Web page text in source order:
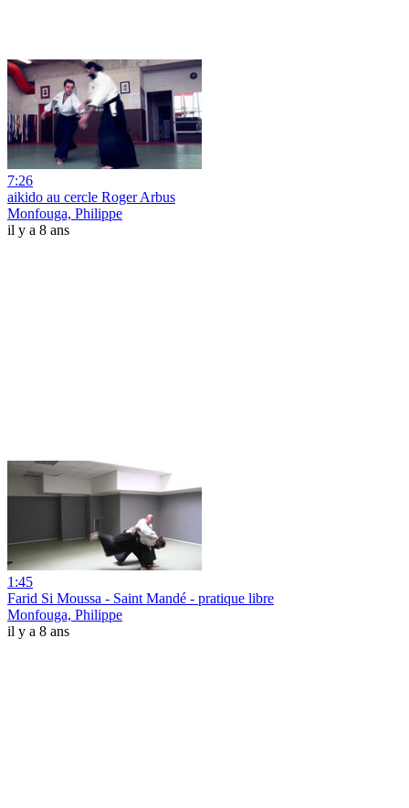
7:26
aikido au cercle Roger Arbus
Monfouga, Philippe
il y a 8 ans
1:45
Farid Si Moussa - Saint Mandé - pratique libre
Monfouga, Philippe
il y a 8 ans